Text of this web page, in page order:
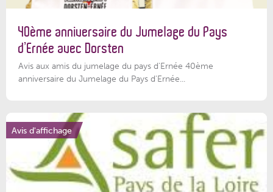
40ème anniversaire du Jumelage du Pays
d’Ernée avec Dorsten
Avis aux amis du jumelage du pays d'Ernée 40ème
anniversaire du Jumelage du Pays d'Ernée...
Avis d'affichage